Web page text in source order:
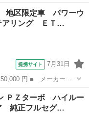
■ グレード名： ＰＺ
４ＷＤ・ＣＶＴター
地区限定車 パワーウ
アリング ＥＴ…
提携サイト 7月31日
ード名： ＰＡ 地区
ング ＥＴＣ 衝突安全
ＰＺターボ ハイルー
純正フルセグ…